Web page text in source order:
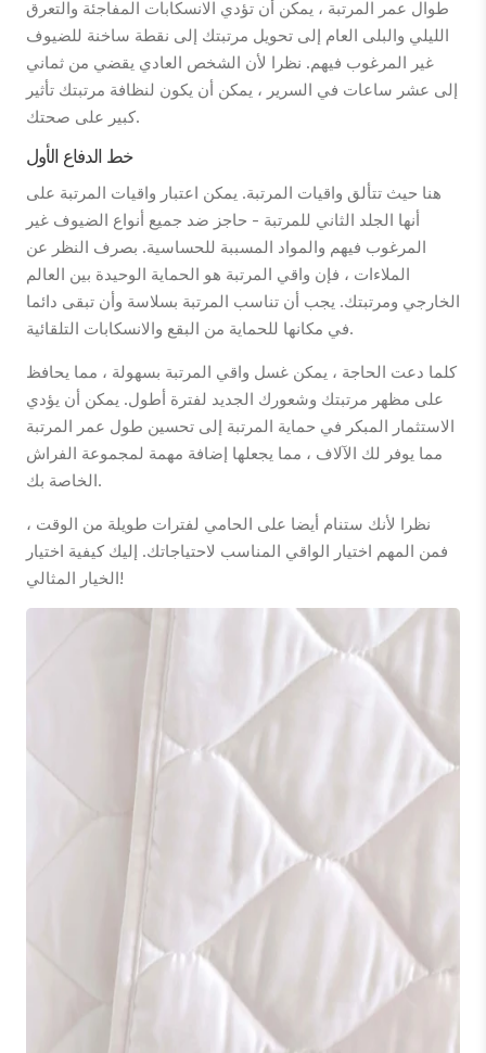
طوال عمر المرتبة ، يمكن أن تؤدي الانسكابات المفاجئة والتعرق
الليلي والبلى العام إلى تحويل مرتبتك إلى نقطة ساخنة للضيوف
غير المرغوب فيهم. نظرا لأن الشخص العادي يقضي من ثماني
إلى عشر ساعات في السرير ، يمكن أن يكون لنظافة مرتبتك تأثير
كبير على صحتك.
خط الدفاع الأول
هنا حيث تتألق واقيات المرتبة. يمكن اعتبار واقيات المرتبة على
أنها الجلد الثاني للمرتبة - حاجز ضد جميع أنواع الضيوف غير
المرغوب فيهم والمواد المسببة للحساسية. بصرف النظر عن
الملاءات ، فإن واقي المرتبة هو الحماية الوحيدة بين العالم
الخارجي ومرتبتك. يجب أن تناسب المرتبة بسلاسة وأن تبقى دائما
في مكانها للحماية من البقع والانسكابات التلقائية.
كلما دعت الحاجة ، يمكن غسل واقي المرتبة بسهولة ، مما يحافظ
على مظهر مرتبتك وشعورك الجديد لفترة أطول. يمكن أن يؤدي
الاستثمار المبكر في حماية المرتبة إلى تحسين طول عمر المرتبة
مما يوفر لك الآلاف ، مما يجعلها إضافة مهمة لمجموعة الفراش
الخاصة بك.
نظرا لأنك ستنام أيضا على الحامي لفترات طويلة من الوقت ،
فمن المهم اختيار الواقي المناسب لاحتياجاتك. إليك كيفية اختيار
الخيار المثالي!